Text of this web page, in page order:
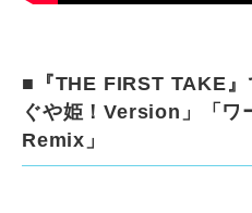
■『THE FIRST TAKE
ぐや姫！Version」「ワ
Remix」